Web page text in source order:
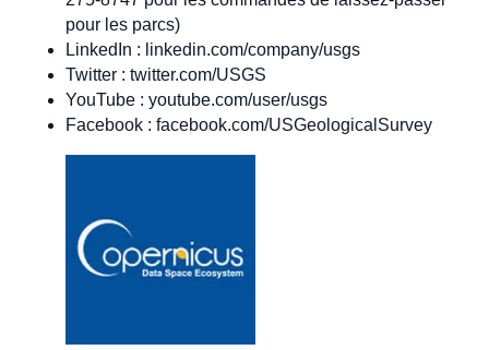
pour les parcs)
LinkedIn : linkedin.com/company/usgs
Twitter : twitter.com/USGS
YouTube : youtube.com/user/usgs
Facebook : facebook.com/USGeologicalSurvey